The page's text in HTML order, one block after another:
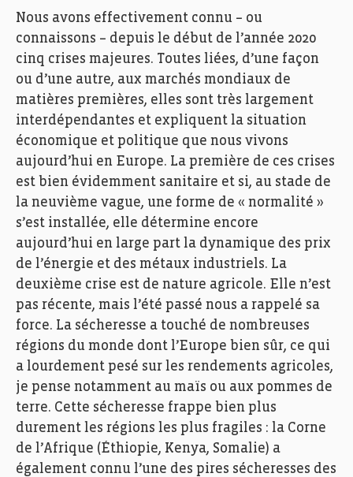
Nous avons effectivement connu – ou
connaissons – depuis le début de l’année 2020
cinq crises majeures. Toutes liées, d’une façon
ou d’une autre, aux marchés mondiaux de
matières premières, elles sont très largement
interdépendantes et expliquent la situation
économique et politique que nous vivons
aujourd’hui en Europe. La première de ces crises
est bien évidemment sanitaire et si, au stade de
la neuvième vague, une forme de « normalité »
s’est installée, elle détermine encore
aujourd’hui en large part la dynamique des prix
de l’énergie et des métaux industriels. La
deuxième crise est de nature agricole. Elle n’est
pas récente, mais l’été passé nous a rappelé sa
force. La sécheresse a touché de nombreuses
régions du monde dont l’Europe bien sûr, ce qui
a lourdement pesé sur les rendements agricoles,
je pense notamment au maïs ou aux pommes de
terre. Cette sécheresse frappe bien plus
durement les régions les plus fragiles : la Corne
de l’Afrique (Éthiopie, Kenya, Somalie) a
également connu l’une des pires sécheresses des